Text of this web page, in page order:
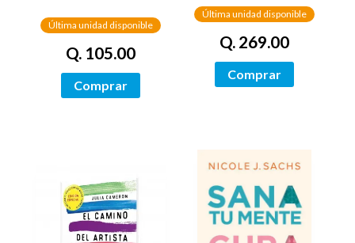
Última unidad disponible
Q. 105.00
Comprar
TAPA DURA)
Última unidad disponible
Q. 269.00
Comprar